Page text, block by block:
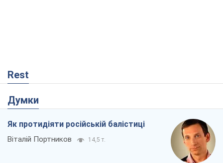
Rest
Думки
Як протидіяти російській балістиці
Віталій Портников 14,5 т.